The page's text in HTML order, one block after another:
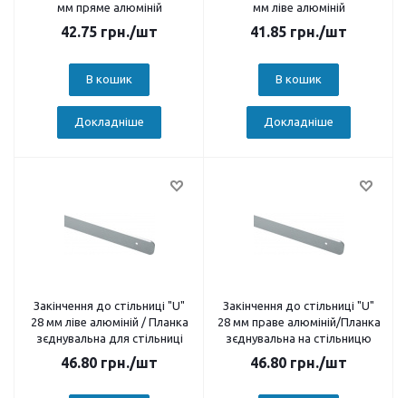
мм пряме алюміній
42.75 грн./шт
В кошик
Докладніше
мм ліве алюміній
41.85 грн./шт
В кошик
Докладніше
Закінчення до стільниці "U"
28 мм ліве алюміній / Планка
зєднувальна для стільниці
46.80 грн./шт
Закінчення до стільниці "U"
28 мм праве алюміній/Планка
зєднувальна на стільницю
46.80 грн./шт